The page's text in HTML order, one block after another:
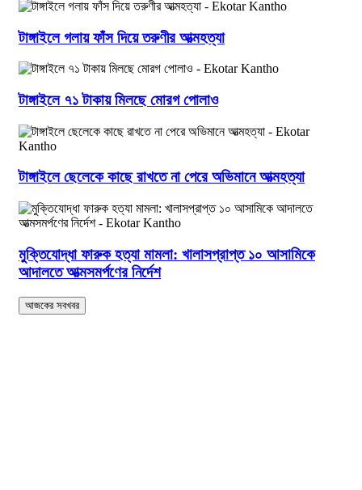
টাঙ্গাইলে গলায় ফাঁস দিয়ে তরুণীর আত্মহত্যা
টাঙ্গাইলে ৭১ টাকায় মিলছে মোরগ পোলাও
টাঙ্গাইলে ছেলেকে কাছে রাখতে না পেরে অভিমানে আত্মহত্যা
মুক্তিযোদ্ধা ফারুক হত্যা মামলা: খালাসপ্রাপ্ত ১০ আসামিকে
আদালতে আত্মসমর্পণের নির্দেশ